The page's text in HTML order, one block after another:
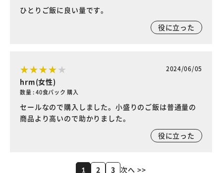
ひとりご飯に良い量です。
役に立った
2024/06/05
hrm(女性)
数量 : 40食パック 購入
セールなので購入しました。小盛りのご飯は普通量の
商品より高いので助かりました。
役に立った
1 2 3 次へ >>